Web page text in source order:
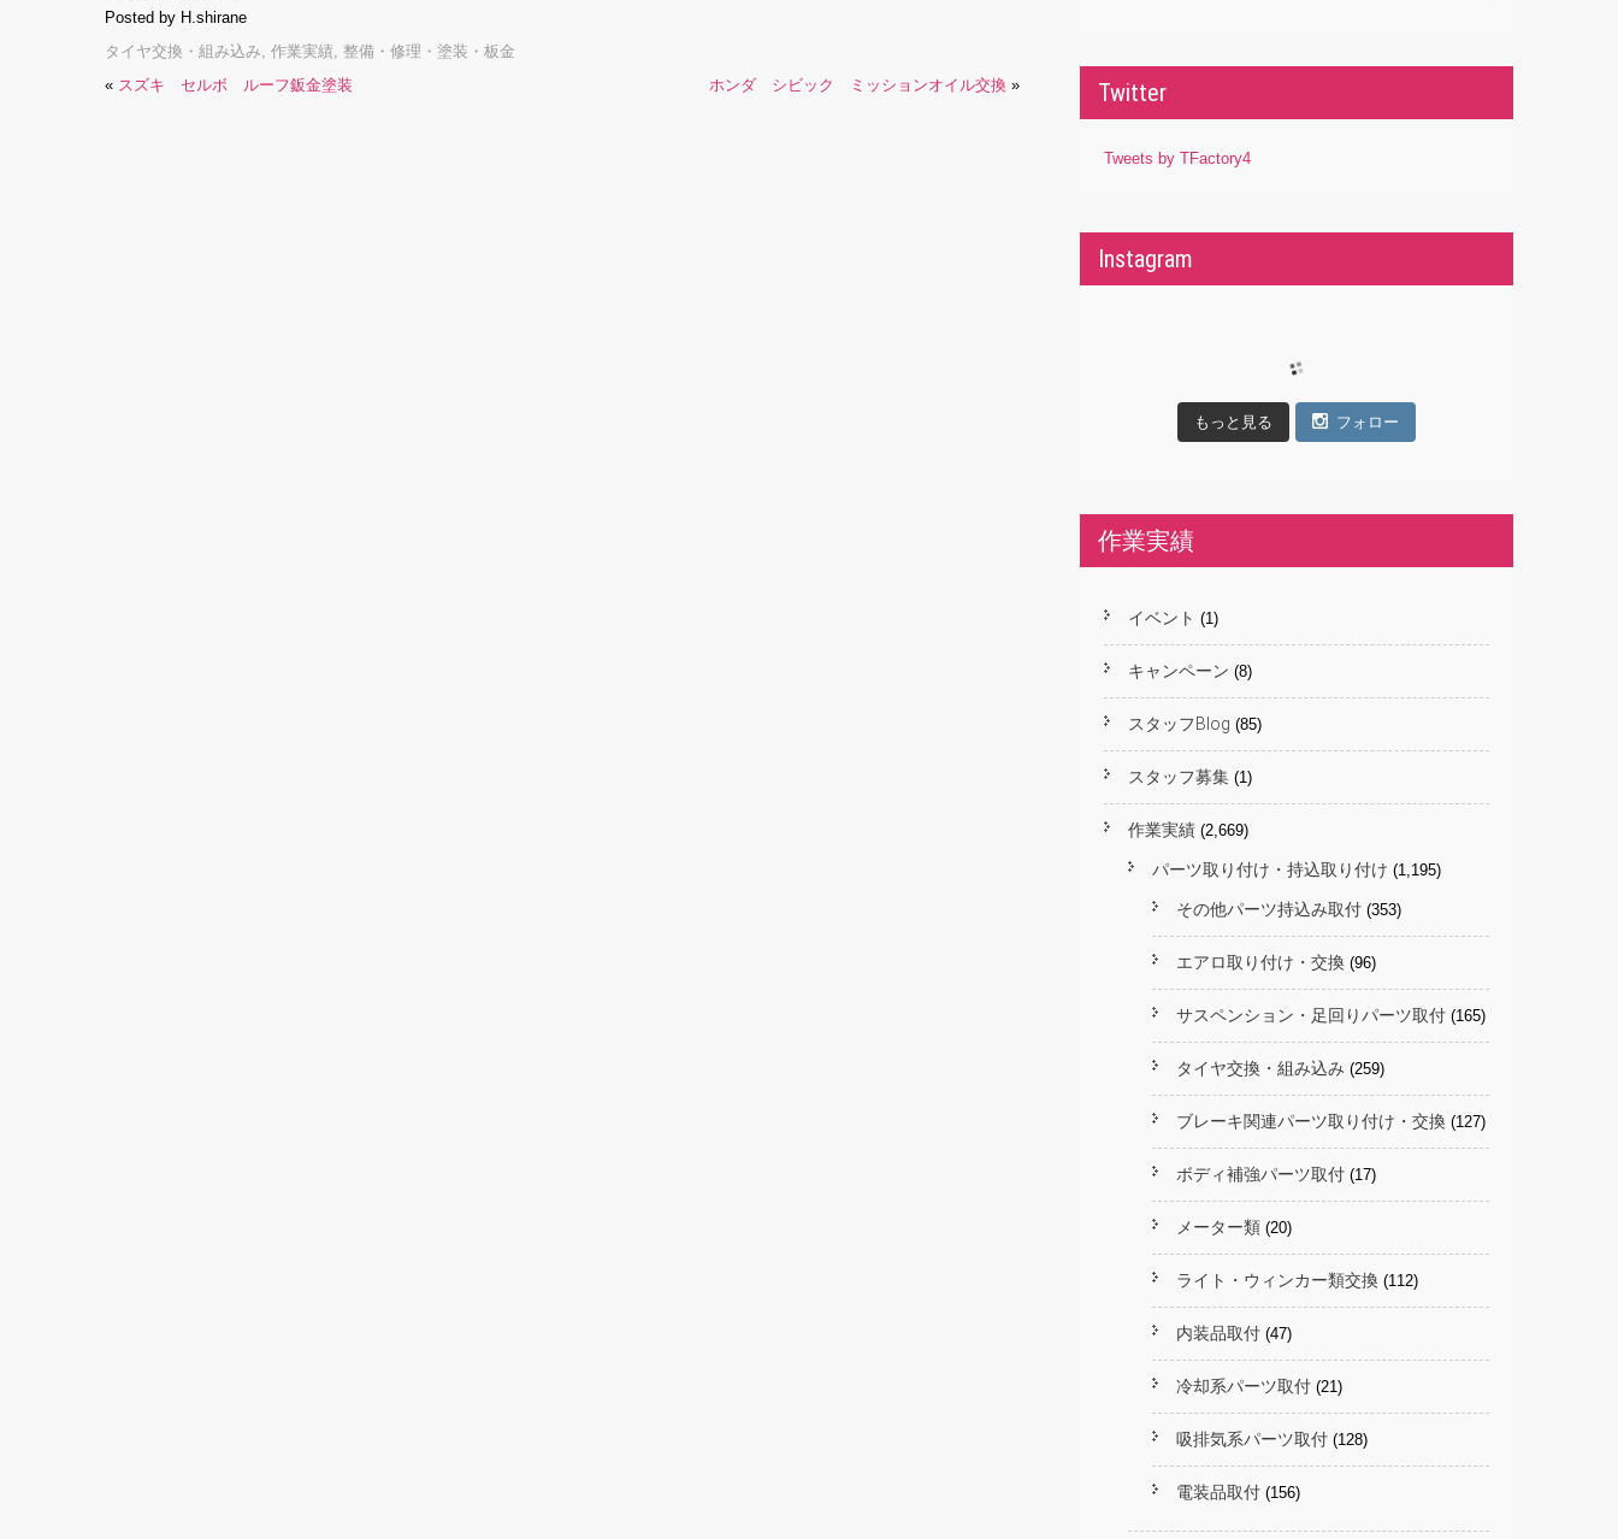
Posted by H.shirane
タイヤ交換・組み込み, 作業実績, 整備・修理・塗装・板金
« スズキ セルボ ルーフ鈑金塗装 ホンダ シビック ミッションオイル交換 » Twitter
Tweets by TFactory4
Instagram
もっと見る フォロー
作業実績
イベント (1)
キャンペーン (8)
スタッフBlog (85)
スタッフ募集 (1)
作業実績 (2,669)
パーツ取り付け・持込取り付け (1,195)
その他パーツ持込み取付 (353)
エアロ取り付け・交換 (96)
サスペンション・足回りパーツ取付 (165)
タイヤ交換・組み込み (259)
ブレーキ関連パーツ取り付け・交換 (127)
ボディ補強パーツ取付 (17)
メーター類 (20)
ライト・ウィンカー類交換 (112)
内装品取付 (47)
冷却系パーツ取付 (21)
吸排気系パーツ取付 (128)
電装品取付 (156)